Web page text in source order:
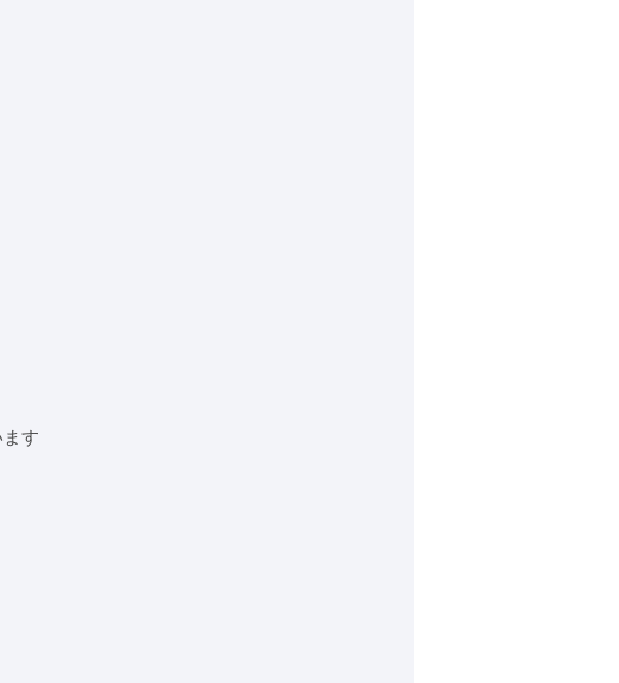
す